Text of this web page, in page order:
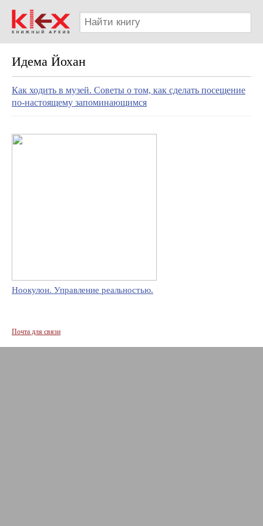
Идема Йохан
Как ходить в музей. Советы о том, как сделать посещение
по-настоящему запоминающимся
Ноокулон. Управление реальностью.
Почта для связи